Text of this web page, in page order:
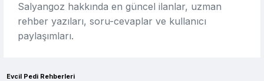
Salyangoz hakkında en güncel ilanlar, uzman
rehber yazıları, soru-cevaplar ve kullanıcı
paylaşımları.
Evcil Pedi Rehberleri